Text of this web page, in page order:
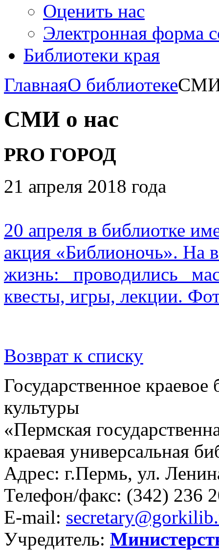
Оценить нас
Электронная форма
Библиотеки края
ГлавнаяО библиотекеСМИ
СМИ о нас
PRO ГОРОД
21 апреля 2018 года
20 апреля в библиотке
акция «Библионочь». На
жизнь: проводились
квесты, игры, лекции.
Возврат к списку
Государственное
культуры
«Пермская
краевая универсальная
Адрес: г.Пермь, ул.
Телефон/факс: (342) 236
E-mail:
Учредитель: